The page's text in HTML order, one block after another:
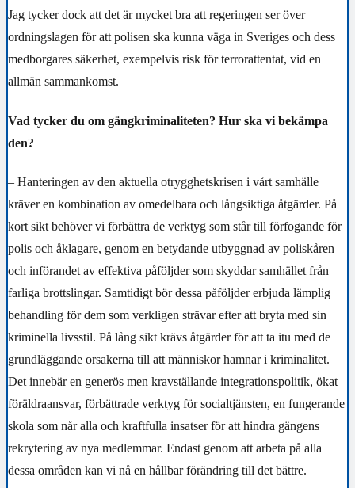
Jag tycker dock att det är mycket bra att regeringen ser över
ordningslagen för att polisen ska kunna väga in Sveriges och dess
medborgares säkerhet, exempelvis risk för terrorattentat, vid en
allmän sammankomst.
Vad tycker du om gängkriminaliteten? Hur ska vi bekämpa
den?
– Hanteringen av den aktuella otrygghetskrisen i vårt samhälle
kräver en kombination av omedelbara och långsiktiga åtgärder. På
kort sikt behöver vi förbättra de verktyg som står till förfogande för
polis och åklagare, genom en betydande utbyggnad av poliskåren
och införandet av effektiva påföljder som skyddar samhället från
farliga brottslingar. Samtidigt bör dessa påföljder erbjuda lämplig
behandling för dem som verkligen strävar efter att bryta med sin
kriminella livsstil. På lång sikt krävs åtgärder för att ta itu med de
grundläggande orsakerna till att människor hamnar i kriminalitet.
Det innebär en generös men kravställande integrationspolitik, ökat
föräldraansvar, förbättrade verktyg för socialtjänsten, en fungerande
skola som når alla och kraftfulla insatser för att hindra gängens
rekrytering av nya medlemmar. Endast genom att arbeta på alla
dessa områden kan vi nå en hållbar förändring till det bättre.